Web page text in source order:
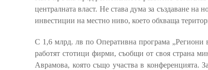
централната власт. Не става дума за създаване на
инвестиции на местно ниво, което обхваща
С 1,6 млрд. лв по Оперативна програма „Региони
работят стотици фирми, съобщи от своя страна
Аврамова, която също участва в конференцията.